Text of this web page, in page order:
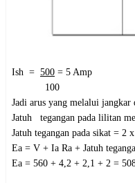
Ish = 500 = 5 Amp
100
Jadi arus yang melalui
Jatuh tegangan pada lilitan
Jatuh tegangan pada sikat = 2
Ea = V + Ia Ra + Jatuh
Ea = 560 + 4,2 + 2,1 + 2 =